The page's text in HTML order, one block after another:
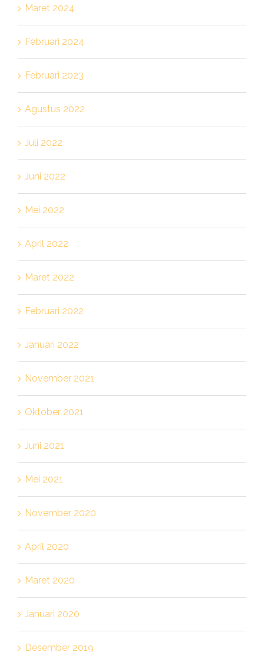
Maret 2024
Februari 2024
Februari 2023
Agustus 2022
Juli 2022
Juni 2022
Mei 2022
April 2022
Maret 2022
Februari 2022
Januari 2022
November 2021
Oktober 2021
Juni 2021
Mei 2021
November 2020
April 2020
Maret 2020
Januari 2020
Desember 2019